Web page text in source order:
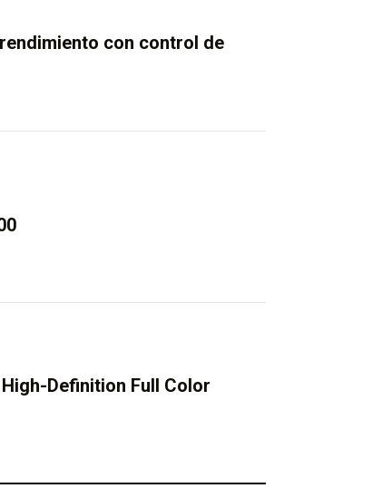
con control de
Definition Full Color